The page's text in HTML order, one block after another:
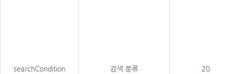
searchCondition 검색 분류 20